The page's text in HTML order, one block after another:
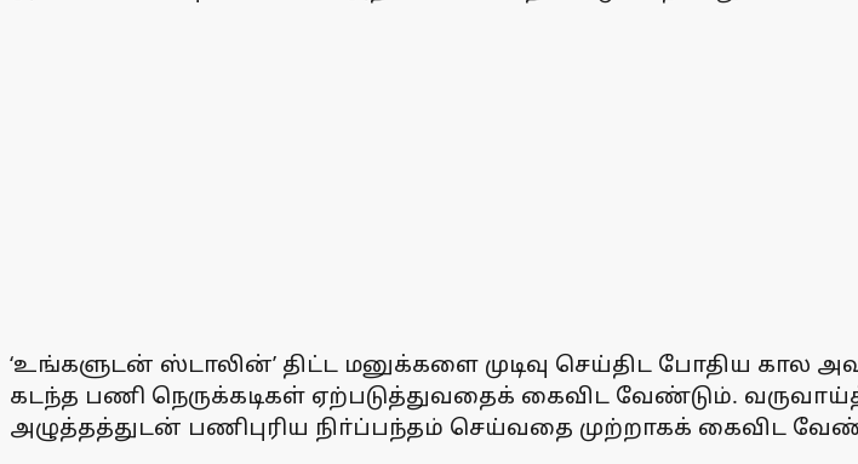
‘உங்களுடன் ஸ்டாலின்’ திட்ட மனுக்களை முடிவு செய்திட போதிய
கடந்த பணி நெருக்கடிகள் ஏற்படுத்துவதைக் கைவிட வேண்டும்.
அழுத்தத்துடன் பணிபுரிய நிா்ப்பந்தம் செய்வதை முற்றாகக் கைவிட